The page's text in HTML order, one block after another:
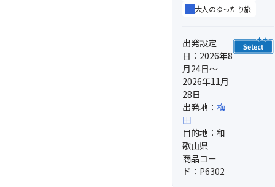
大人のゆったり旅
出発設定
日：2026年8
月24日～
2026年11月
28日
出発地： 梅
田
目的地：和
歌山県
商品コー
ド：P6302